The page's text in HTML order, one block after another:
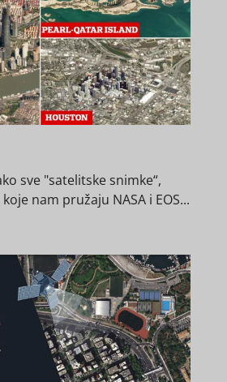
sve "satelitske snimke“,
nam pružaju NASA i EOS...